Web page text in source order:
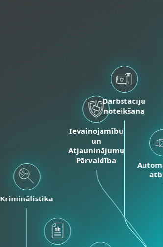
Kriminālistika
Ievainojamību
un
Atjauninājumu
Pārvaldība
Darbstaciju
noteikšana